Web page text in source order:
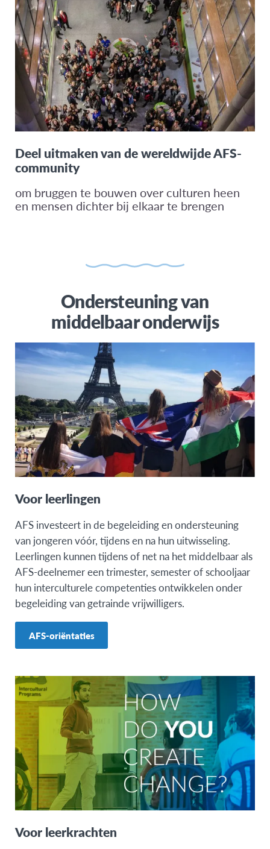
Deel uitmaken van de wereldwijde AFS-
community
om bruggen te bouwen over culturen heen
en mensen dichter bij elkaar te brengen
Ondersteuning van
middelbaar onderwijs
Voor leerlingen
AFS investeert in de begeleiding en ondersteuning
van jongeren vóór, tijdens en na hun uitwisseling.
Leerlingen kunnen tijdens of net na het middelbaar als
AFS-deelnemer een trimester, semester of schooljaar
hun interculturele competenties ontwikkelen onder
begeleiding van getrainde vrijwilligers.
AFS-oriëntaties
Voor leerkrachten